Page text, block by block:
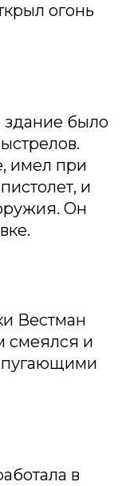
огонь
было
имел при
и
Он
Вестман
смеялся и
пугающими
в